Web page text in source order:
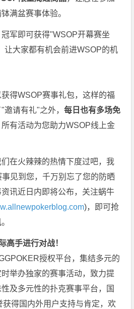
满盆赛事体验。
冠军即可获得"WSOP开幕赛坐
让大家都有机会前进WSOP的机
得WSOP赛事礼包，这样的福
邀请有礼"之外，每 日也有多场免
所有活动为您助力WSOP线上金
在火辣辣的热情下度过吧，我
见到您，千万别忘了您的防晒
讯近日内即将公布，关注蜗牛
)，即可抢
手进行对战！
授权平台，集结多元的
举办独家的赛事活动，致力提
及多元性的扑克赛事平台，国
获得国内外用户支持与肯定，欢